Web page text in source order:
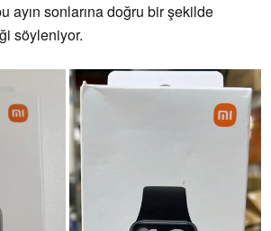
ayın sonlarına doğru bir şekilde
söyleniyor.